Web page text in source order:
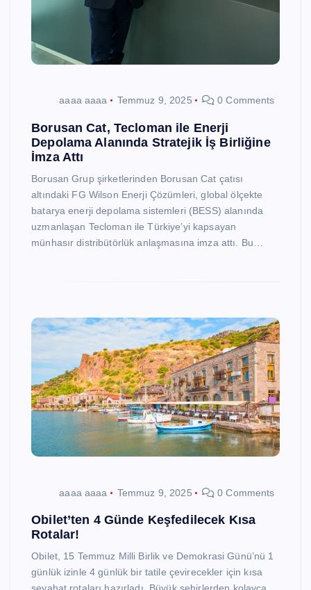
aaaa aaaa Temmuz 9, 2025 0 Comments
Borusan Cat, Tecloman ile Enerji
Depolama Alanında Stratejik İş Birliğine
İmza Attı
Borusan Grup şirketlerinden Borusan Cat çatısı
altındaki FG Wilson Enerji Çözümleri, global ölçekte
batarya enerji depolama sistemleri (BESS) alanında
uzmanlaşan Tecloman ile Türkiye’yi kapsayan
münhasır distribütörlük anlaşmasına imza attı. Bu…
aaaa aaaa Temmuz 9, 2025 0 Comments
Obilet’ten 4 Günde Keşfedilecek Kısa
Rotalar!
Obilet, 15 Temmuz Milli Birlik ve Demokrasi Günü’nü 1
günlük izinle 4 günlük bir tatile çevirecekler için kısa